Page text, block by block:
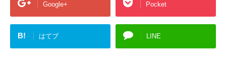
Google+ Pocket
B! はてブ LINE